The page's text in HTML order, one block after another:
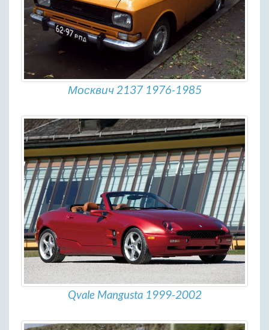
Москвич 2137 1976-1985
Qvale Mangusta 1999-2002